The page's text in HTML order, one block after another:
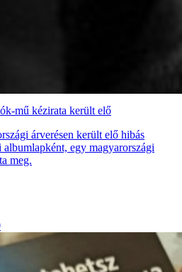
mű kézirata került elő
árverésen került elő hibás
albumlapként, egy magyarországi
meg.